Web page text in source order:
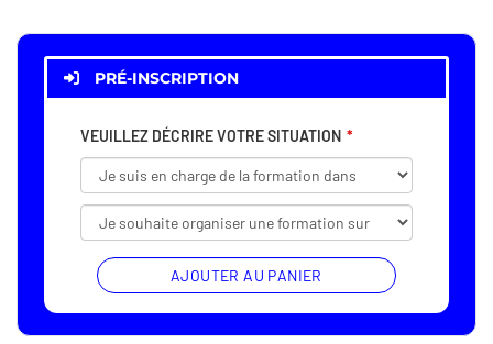
PRÉ-INSCRIPTION
VEUILLEZ DÉCRIRE VOTRE SITUATION
AJOUTER AU PANIER